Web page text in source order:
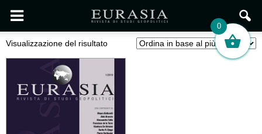
Visualizzazione del risultato
0